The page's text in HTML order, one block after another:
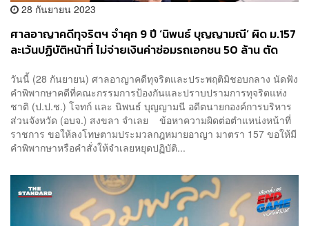
28 กันยายน 2023
ศาลอาญาคดีทุจริตฯ จำคุก 9 ปี ‘นิพนธ์ บุญญามณี’ ผิด ม.157
ละเว้นปฏิบัติหน้าที่ ไม่จ่ายเงินค่าซ่อมรถเอกชน 50 ล้าน ตัด
วันนี้ (28 กันยายน) ศาลอาญาคดีทุจริตและประพฤติมิชอบกลาง นัดฟัง
คำพิพากษาคดีที่คณะกรรมการป้องกันและปราบปรามการทุจริตแห่ง
ชาติ (ป.ป.ช.) โจทก์ และ นิพนธ์ บุญญามนี อดีตนายกองค์การบริหาร
ส่วนจังหวัด (อบจ.) สงขลา จำเลย ข้อหาความผิดต่อตำแหน่งหน้าที่
ราชการ ขอให้ลงโทษตามประมวลกฎหมายอาญา มาตรา 157 ขอให้มี
คำพิพากษาหรือคำสั่งให้จำเลยหยุดปฏิบัติ...